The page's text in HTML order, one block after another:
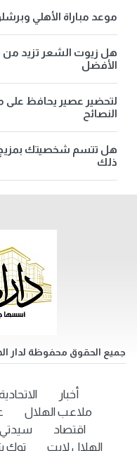
موعد مباراة الأهلي
هل زيوت الشعر تزيد من
الأفضل
لتحضير عصير يحافظ على
النصائح
هل تتسم شخصيتك
ذلك
جميع الحقوق محفوظة لدار
أخبار
ملاعب الهلال
اقتصاد
سيدتي
الهلال لايت
توك